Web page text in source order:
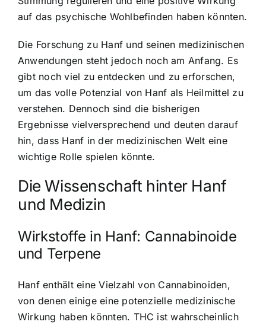
auf das psychische Wohlbefinden haben könnten.
Die Forschung zu Hanf und seinen medizinischen
Anwendungen steht jedoch noch am Anfang. Es
gibt noch viel zu entdecken und zu erforschen,
um das volle Potenzial von Hanf als Heilmittel zu
verstehen. Dennoch sind die bisherigen
Ergebnisse vielversprechend und deuten darauf
hin, dass Hanf in der medizinischen Welt eine
wichtige Rolle spielen könnte.
Die Wissenschaft hinter Hanf
und Medizin
Wirkstoffe in Hanf: Cannabinoide
und Terpene
Hanf enthält eine Vielzahl von Cannabinoiden,
von denen einige eine potenzielle medizinische
Wirkung haben könnten. THC ist wahrscheinlich